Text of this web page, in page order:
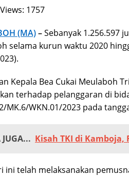
1757
(MA)–Sebanyak 1.256.597
selama kurun waktu 2020
Kepala Bea Cukai Meulaboh
terhadap pelanggaran di
MK.6/WKN.01/2023 pada
JUGA... Kisah TKI di
ini telah melaksanakan